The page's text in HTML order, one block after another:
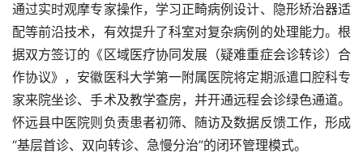
通过实时观摩专家操作，学习正畸病例设计、隐形矫治器适
配等前沿技术，有效提升了科室对复杂病例的处理能力。根
据双方签订的《区域医疗协同发展（疑难重症会诊转诊）合
作协议》，安徽医科大学第一附属医院将定期派遣口腔科专
家来院坐诊、手术及教学查房，并开通远程会诊绿色通道。
怀远县中医院则负责患者初筛、随访及数据反馈工作，形成
“基层首诊、双向转诊、急慢分治”的闭环管理模式。